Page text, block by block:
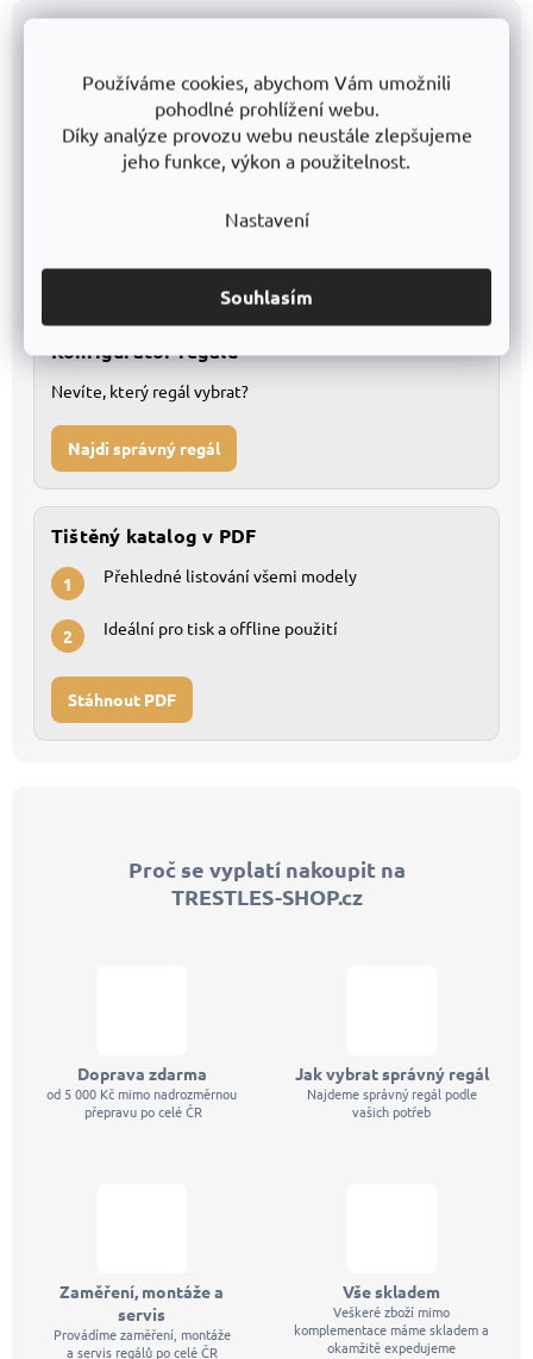
Používáme cookies, abychom Vám umožnili
pohodlné prohlížení webu.
Díky analýze provozu webu neustále zlepšujeme
jeho funkce, výkon a použitelnost.
Nastavení
Souhlasím
Katalog v Excelu
1 Kompletní databáze pro detailní porovnání
Stáhnout Excel
Konfigurátor regálů
Nevíte, který regál vybrat?
Najdi správný regál
Tištěný katalog v PDF
1 Přehledné listování všemi modely
2 Ideální pro tisk a offline použití
Stáhnout PDF
Proč se vyplatí nakoupit na
TRESTLES-SHOP.cz
Doprava zdarma
od 5 000 Kč mimo nadrozměrnou
přepravu po celé ČR
Jak vybrat správný regál
Najdeme správný regál podle
vašich potřeb
Zaměření, montáže a
servis
Provádíme zaměření, montáže
a servis regálů po celé ČR
Vše skladem
Veškeré zboží mimo
komplementace máme skladem a
okamžitě expedujeme